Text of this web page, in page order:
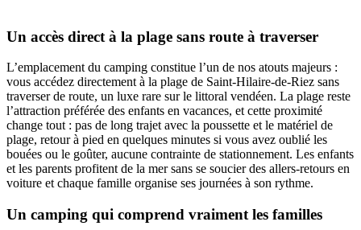
Un accès direct à la plage sans route à traverser
L’emplacement du camping constitue l’un de nos atouts majeurs :
vous accédez directement à la plage de Saint-Hilaire-de-Riez sans
traverser de route, un luxe rare sur le littoral vendéen. La plage reste
l’attraction préférée des enfants en vacances, et cette proximité
change tout : pas de long trajet avec la poussette et le matériel de
plage, retour à pied en quelques minutes si vous avez oublié les
bouées ou le goûter, aucune contrainte de stationnement. Les enfants
et les parents profitent de la mer sans se soucier des allers-retours en
voiture et chaque famille organise ses journées à son rythme.
Un camping qui comprend vraiment les familles